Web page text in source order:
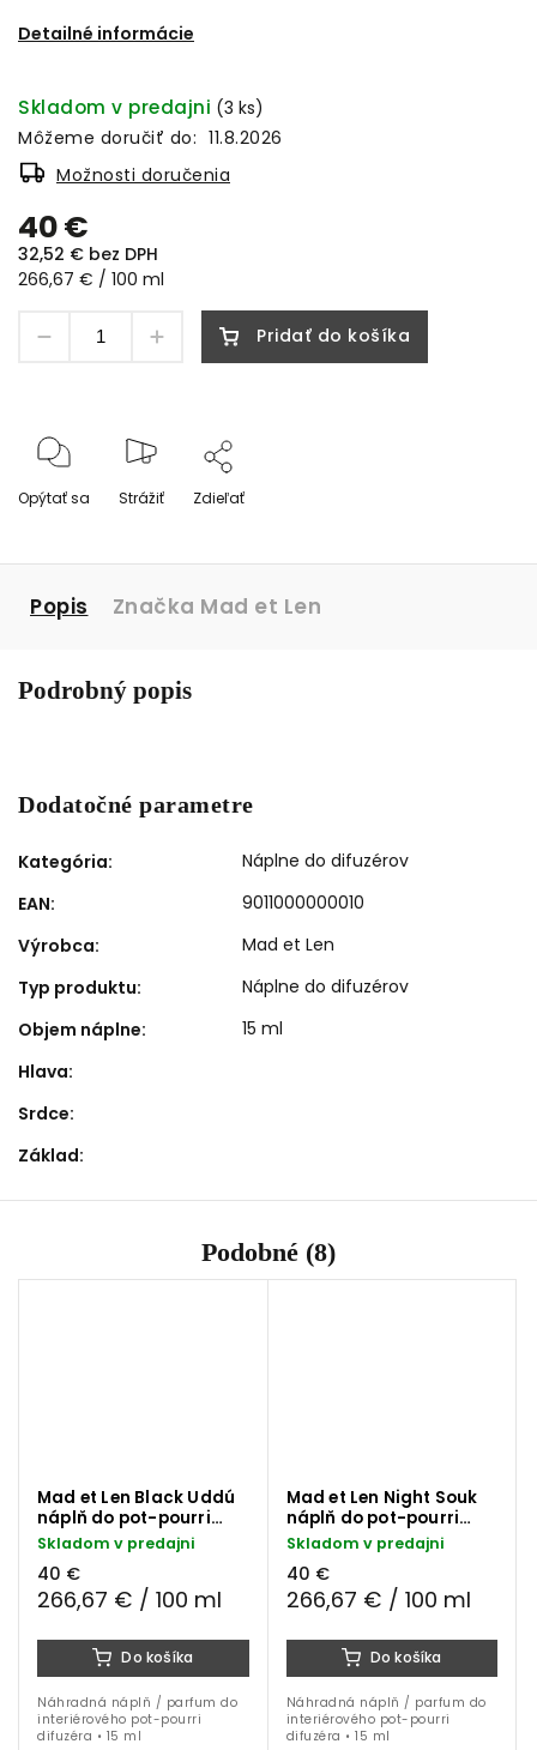
Detailné informácie
40 €
32,52 € bez DPH
266,67 € / 100 ml
Skladom v predajni (3 ks)
Môžeme doručiť do: 11.8.2026
Možnosti doručenia
Pridať do košíka
Opýtať sa Strážiť Zdieľať
Popis Značka Mad et Len
Podrobný popis
Dodatočné parametre
Kategória:
Náplne do difuzérov
EAN:
9011000000010
Výrobca:
Mad et Len
Typ produktu:
Náplne do difuzérov
Objem náplne:
15 ml
Hlava:
Srdce:
Základ:
Podobné (8)
Mad et Len Black Uddú
náplň do pot-pourri
difuzéra 15 ml
Skladom v predajni
40 €
266,67 € / 100 ml
Do košíka
Náhradná náplň / parfum do
interiérového pot-pourri
difuzéra • 15 ml
Mad et Len Night Souk
náplň do pot-pourri
difuzéra 15 ml
Skladom v predajni
40 €
266,67 € / 100 ml
Do košíka
Náhradná náplň / parfum do
interiérového pot-pourri
difuzéra • 15 ml